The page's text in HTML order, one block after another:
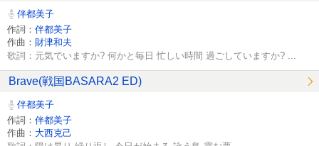
伴都美子
作詞： 伴都美子
作曲： 財津和夫
歌詞：元気でいますか? 何かと毎日 忙しい時間 過ごしていますか? ...
Brave(戦国BASARA2 ED)
伴都美子
作詞： 伴都美子
作曲： 大西克己